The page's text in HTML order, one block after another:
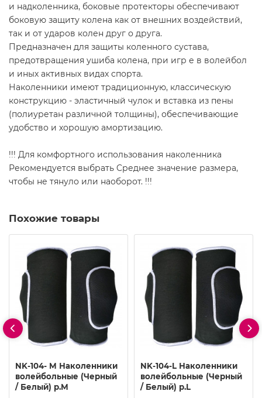
и надколенника, боковые протекторы обеспечивают
боковую защиту колена как от внешних воздействий,
так и от ударов колен друг о друга.
Предназначен для защиты коленного сустава,
предотвращения ушиба колена, при игр е в волейбол
и иных активных видах спорта.
Наколенники имеют традиционную, классическую
конструкцию - эластичный чулок и вставка из пены
(полиуретан различной толщины), обеспечивающие
удобство и хорошую амортизацию.
!!! Для комфортного использования наколенника
Рекомендуется выбрать Cреднее значение размера,
чтобы не тянуло или наоборот. !!!
Похожие товары
NK-104- M Наколенники
волейбольные (Черный
/ Белый) р.M
NK-104-L Наколенники
волейбольные (Черный
/ Белый) р.L